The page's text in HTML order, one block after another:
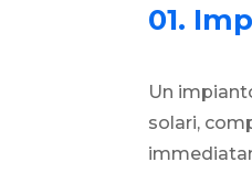
01.
Un
solari,